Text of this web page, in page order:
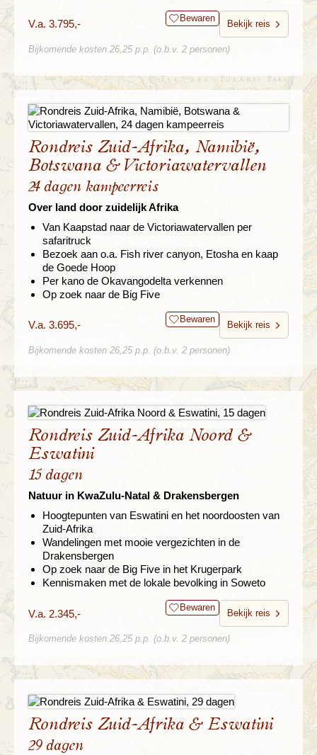
V.a. 3.795,- Bewaren
Bekijk reis
Bijkomende kosten 26,25 p.p. (o.b.v. 2 personen)
Rondreis Zuid-Afrika, Namibië,
Botswana & Victoriawatervallen
24 dagen kampeerreis
Over land door zuidelijk Afrika
Van Kaapstad naar de Victoriawatervallen per
safaritruck
Bezoek aan o.a. Fish river canyon, Etosha en kaap
de Goede Hoop
Per kano de Okavangodelta verkennen
Op zoek naar de Big Five
V.a. 3.695,- Bewaren
Bekijk reis
Bijkomende kosten 26,25 p.p. (o.b.v. 2 personen)
Rondreis Zuid-Afrika Noord &
Eswatini
15 dagen
Natuur in KwaZulu-Natal & Drakensbergen
Hoogtepunten van Eswatini en het noordoosten van
Zuid-Afrika
Wandelingen met mooie vergezichten in de
Drakensbergen
Op zoek naar de Big Five in het Krugerpark
Kennismaken met de lokale bevolking in Soweto
V.a. 2.345,- Bewaren
Bekijk reis
Bijkomende kosten 26,25 p.p. (o.b.v. 2 personen)
Rondreis Zuid-Afrika & Eswatini
29 dagen